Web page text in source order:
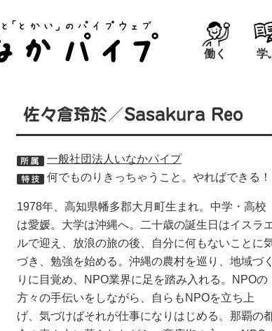
働く 学
佐々倉玲於／Sasakura Reo
一般社団法人いなかパイプ
何でものりきっちゃうこと。やればできる！
1978年、高知県幡多郡大月町生まれ。中学・高校
は愛媛。大学は沖縄へ。二十歳の誕生日はイスラ
ルで迎え、放浪の旅の後、自分に何もないことに
づき、勉強を始める。沖縄の農村を巡り、地域づく
りに目覚め、NPO業界に足を踏み入れる。NPOの
方々の手伝いをしながら、自らもNPOを立ち上
げ、気づけばそれが仕事になりはじめる。那覇の